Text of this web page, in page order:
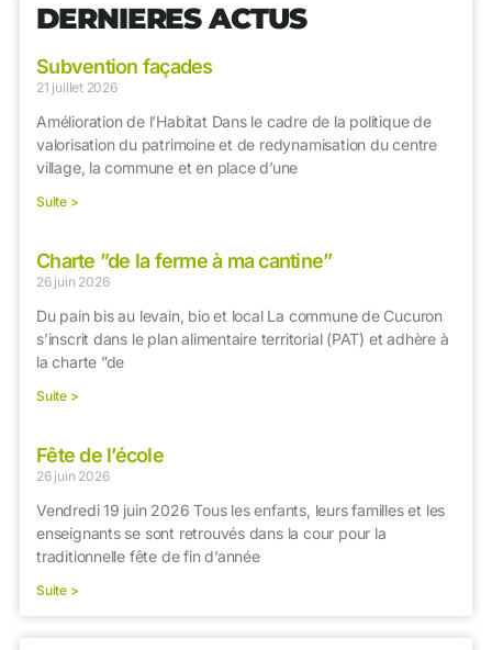
DERNIERES ACTUS
Subvention façades
21 juillet 2026
Amélioration de l’Habitat Dans le cadre de la politique de
valorisation du patrimoine et de redynamisation du centre
village, la commune et en place d’une
Suite >
Charte ”de la ferme à ma cantine”
26 juin 2026
Du pain bis au levain, bio et local La commune de Cucuron
s’inscrit dans le plan alimentaire territorial (PAT) et adhère à
la charte ”de
Suite >
Fête de l’école
26 juin 2026
Vendredi 19 juin 2026 Tous les enfants, leurs familles et les
enseignants se sont retrouvés dans la cour pour la
traditionnelle fête de fin d’année
Suite >